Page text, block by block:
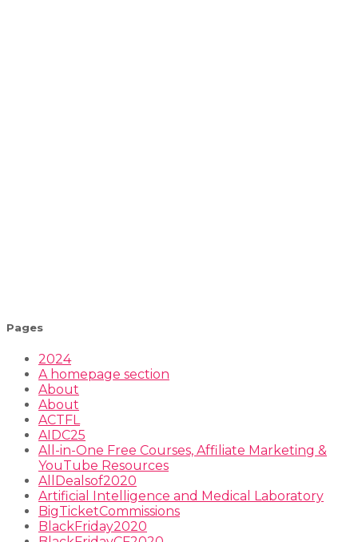
Pages
2024
A homepage section
About
About
ACTFL
AIDC25
All-in-One Free Courses, Affiliate Marketing &
YouTube Resources
AllDealsof2020
Artificial Intelligence and Medical Laboratory
BigTicketCommissions
BlackFriday2020